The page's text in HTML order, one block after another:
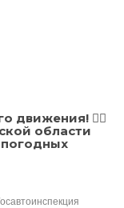
движения! 👮‍♀️
области